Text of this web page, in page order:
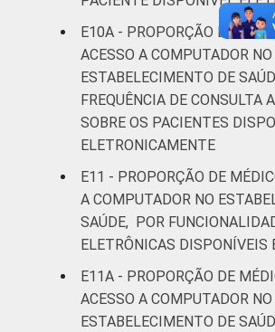
E10A - PROPORÇÃO DE
ACESSO A COMPUTADOR NO
ESTABELECIMENTO DE
FREQUÊNCIA DE CONSULTA
SOBRE OS PACIENTES
ELETRONICAMENTE
E11 - PROPORÇÃO DE
A COMPUTADOR NO
SAÚDE, POR
ELETRÔNICAS DISPONÍVEIS
E11A - PROPORÇÃO DE
ACESSO A COMPUTADOR NO
ESTABELECIMENTO DE